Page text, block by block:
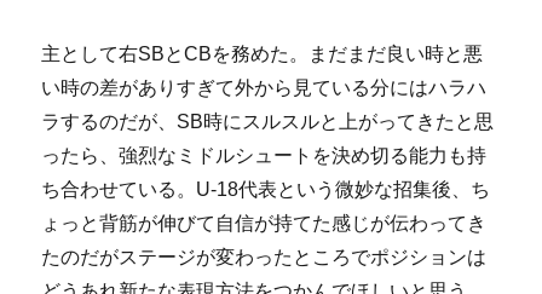
主として右SBとCBを務めた。まだまだ良い時と悪
い時の差がありすぎて外から見ている分にはハラハ
ラするのだが、SB時にスルスルと上がってきたと思
ったら、強烈なミドルシュートを決め切る能力も持
ち合わせている。U-18代表という微妙な招集後、ち
ょっと背筋が伸びて自信が持てた感じが伝わってき
たのだがステージが変わったところでポジションは